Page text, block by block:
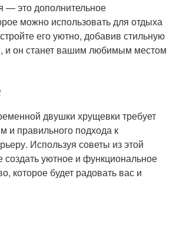
— это дополнительное
можно использовать для отдыха
его уютно, добавив стильную
и он станет вашим любимым местом
двушки хрущевки требует
и правильного подхода к
Используя советы из этой
создать уютное и функциональное
которое будет радовать вас и